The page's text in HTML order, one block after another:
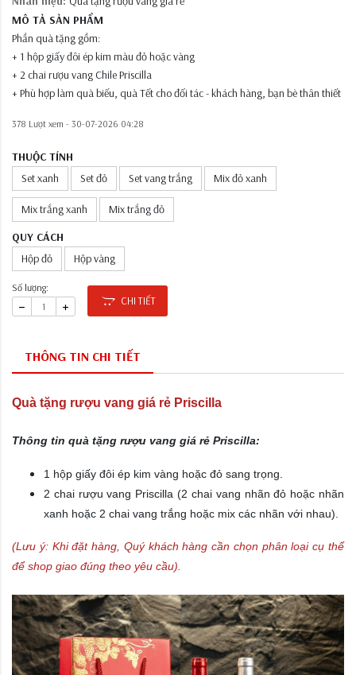
MÔ TẢ SẢN PHẨM
Phần quà tặng gồm:
+ 1 hộp giấy đôi ép kim màu đỏ hoặc vàng
+ 2 chai rượu vang Chile Priscilla
+ Phù hợp làm quà biếu, quà Tết cho đối tác - khách hàng, bạn bè thân thiết
378 Lượt xem - 30-07-2026 04:28
THUỘC TÍNH
Set xanh
Set đỏ Set vang trắng Mix đỏ xanh
Mix trắng xanh
Mix trắng đỏ
QUY CÁCH
Hộp đỏ
Hộp vàng
Số lượng:
CHI TIẾT
THÔNG TIN CHI TIẾT
Quà tặng rượu vang giá rẻ Priscilla
Thông tin quà tặng rượu vang giá rẻ Priscilla:
1 hộp giấy đôi ép kim vàng hoặc đỏ sang trọng.
2 chai rượu vang Priscilla(2 chai vang nhãn đỏ hoặc nhãn
xanh hoặc 2 chai vang trắng hoặc mix các nhãn với nhau).
​(Lưu ý: Khi đặt hàng, Quý khách hàng cần chọn phân loại cụ thể
để shop giao đúng theo yêu cầu).